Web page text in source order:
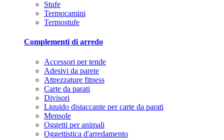
Stufe
Termocamini
Termostufe
Complementi di arredo
Accessori per tende
Adesivi da parete
Attrezzature fitness
Carte da parati
Divisori
Liquido distaccante per carte da parati
Mensole
Oggetti per animali
Oggettistica d'arredamento